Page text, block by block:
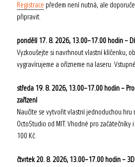
Registrace předem není nutná, ale
připravit.
pondělí 17. 8. 2026, 13.00–17.00 hodin –
Vyzkoušejte si navrhnout vlastní klíčenku,
vygravírujeme a ořízneme na laseru.
středa 19. 8. 2026, 13.00–17.00 hodin –
zařízení
Naučíte se vytvořit vlastní jednoduchou hru
OctoStudio od MIT. Vhodné pro začátečníky
100 Kč.
čtvrtek 20. 8. 2026, 13.00–17.00 hodin –